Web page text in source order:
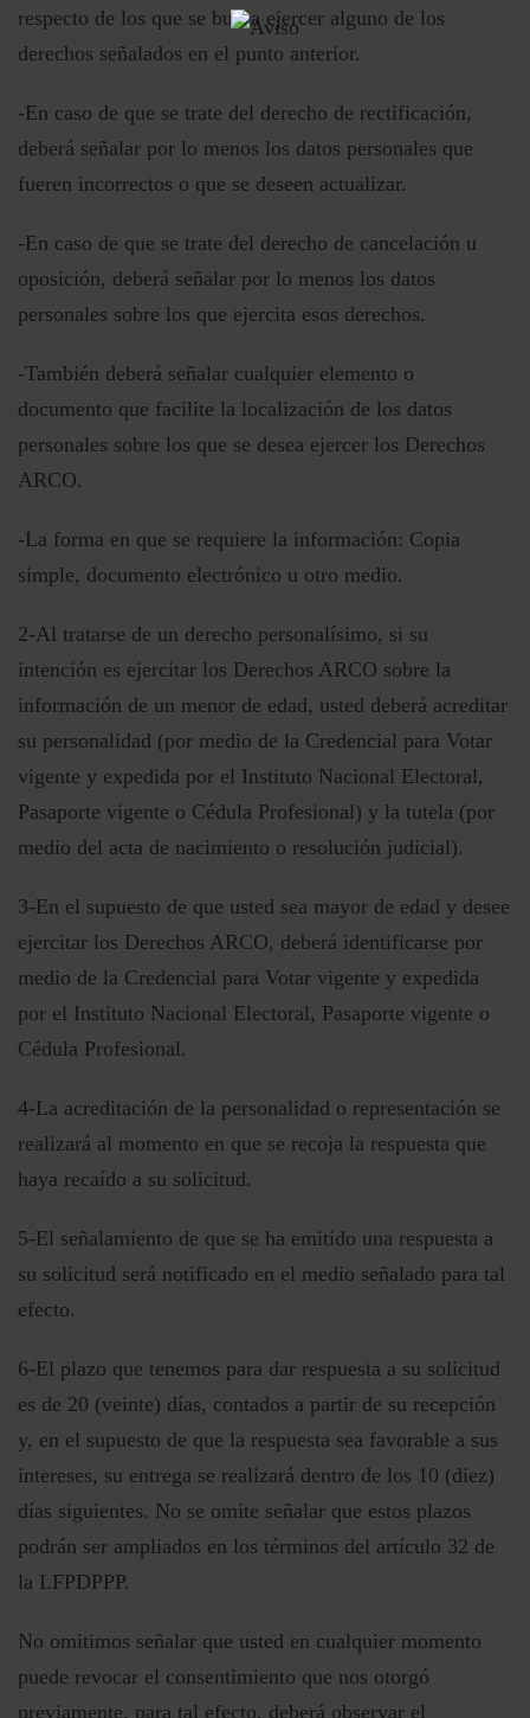
respecto de los que se busca ejercer alguno de los
derechos señalados en el punto anterior.
-En caso de que se trate del derecho de rectificación,
deberá señalar por lo menos los datos personales que
fueren incorrectos o que se deseen actualizar.
-En caso de que se trate del derecho de cancelación u
oposición, deberá señalar por lo menos los datos
personales sobre los que ejercita esos derechos.
-También deberá señalar cualquier elemento o
documento que facilite la localización de los datos
personales sobre los que se desea ejercer los Derechos
ARCO.
-La forma en que se requiere la información: Copia
simple, documento electrónico u otro medio.
2-Al tratarse de un derecho personalísimo, si su
intención es ejercitar los Derechos ARCO sobre la
información de un menor de edad, usted deberá acreditar
su personalidad (por medio de la Credencial para Votar
vigente y expedida por el Instituto Nacional Electoral,
Pasaporte vigente o Cédula Profesional) y la tutela (por
medio del acta de nacimiento o resolución judicial).
3-En el supuesto de que usted sea mayor de edad y desee
ejercitar los Derechos ARCO, deberá identificarse por
medio de la Credencial para Votar vigente y expedida
por el Instituto Nacional Electoral, Pasaporte vigente o
Cédula Profesional.
4-La acreditación de la personalidad o representación se
realizará al momento en que se recoja la respuesta que
haya recaído a su solicitud.
5-El señalamiento de que se ha emitido una respuesta a
su solicitud será notificado en el medio señalado para tal
efecto.
6-El plazo que tenemos para dar respuesta a su solicitud
es de 20 (veinte) días, contados a partir de su recepción
y, en el supuesto de que la respuesta sea favorable a sus
intereses, su entrega se realizará dentro de los 10 (diez)
días siguientes. No se omite señalar que estos plazos
podrán ser ampliados en los términos del artículo 32 de
la LFPDPPP.
No omitimos señalar que usted en cualquier momento
puede revocar el consentimiento que nos otorgó
previamente, para tal efecto, deberá observar el